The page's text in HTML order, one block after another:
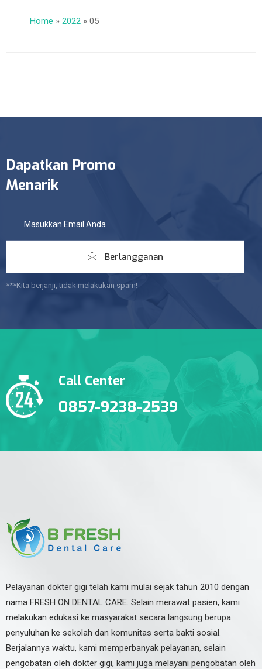
Home » 2022 » 05
Dapatkan Promo
Menarik
Berlangganan
***Kita berjanji, tidak melakukan spam!
Call Center
0857-9238-2539
Pelayanan dokter gigi telah kami mulai sejak tahun 2010 dengan
nama FRESH ON DENTAL CARE. Selain merawat pasien, kami
melakukan edukasi ke masyarakat secara langsung berupa
penyuluhan ke sekolah dan komunitas serta bakti sosial.
Berjalannya waktu, kami memperbanyak pelayanan, selain
pengobatan oleh dokter gigi, kami juga melayani pengobatan oleh